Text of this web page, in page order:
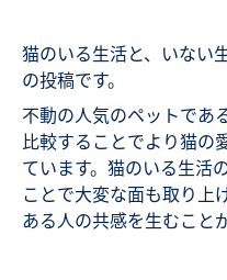
猫のいる生活と、いない
の投稿です。
不動の人気のペットであ
比較することでより猫の
ています。猫のいる生活
ことで大変な面も取り上
ある人の共感を生むこと